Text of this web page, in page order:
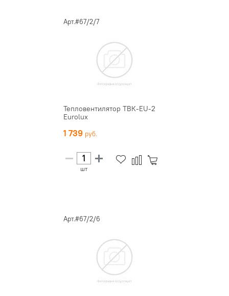
Арт.#67/2/7
Тепловентилятор ТВК-EU-2
Eurolux
1 739
шт
Арт.#67/2/6